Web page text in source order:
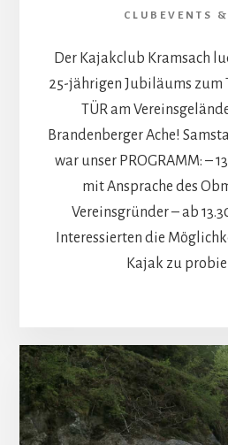
CLUBEVENTS
Der Kajakclub Kramsach
25-jährigen Jubiläums zum
TÜR am
Brandenberger Ache!
war unser PROGRAMM: –
mit Ansprache des
Vereinsgründer – ab
Interessierten die
Kajak zu